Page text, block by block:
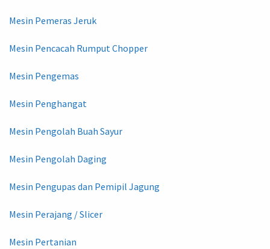
Mesin Pemeras Jeruk
Mesin Pencacah Rumput Chopper
Mesin Pengemas
Mesin Penghangat
Mesin Pengolah Buah Sayur
Mesin Pengolah Daging
Mesin Pengupas dan Pemipil Jagung
Mesin Perajang / Slicer
Mesin Pertanian